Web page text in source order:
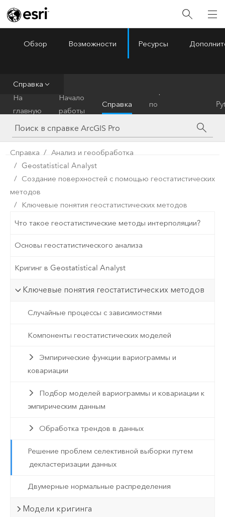
ArcGIS Pro
Обзор Возможности Ресурсы
Справка
На
главную
Начало
работы
Справка
по
инструментам
Справка
Анализ и геообработка
Geostatistical Analyst
Создание поверхностей с помощью геостатистических
методов
Ключевые понятия геостатистических методов
Что такое геостатистические методы интерполяции?
Основы геостатистического анализа
Кригинг в Geostatistical Analyst
Ключевые понятия геостатистических методов
Случайные процессы с зависимостями
Компоненты геостатистических моделей
Эмпирические функции вариограммы и
ковариации
Подбор моделей вариограммы и ковариации к
эмпирическим данным
Обработка трендов в данных
Решение проблем селективной выборки путем
декластеризации данных
Двумерные нормальные распределения
Модели кригинга